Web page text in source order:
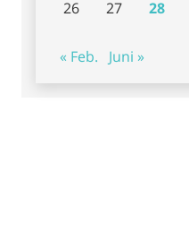
26
27 28
« Feb. Juni »